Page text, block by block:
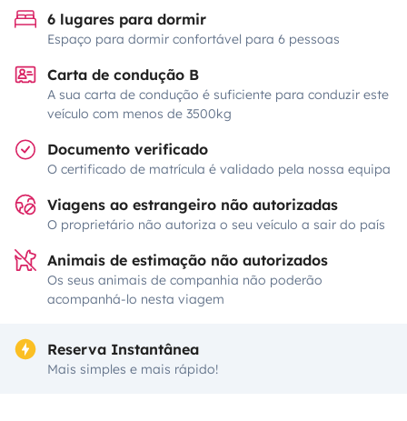
6 lugares para dormir
Espaço para dormir confortável para 6 pessoas
Carta de condução B
A sua carta de condução é suficiente para conduzir este
veículo com menos de 3500kg
Documento verificado
O certificado de matrícula é validado pela nossa equipa
Viagens ao estrangeiro não autorizadas
O proprietário não autoriza o seu veículo a sair do país
Animais de estimação não autorizados
Os seus animais de companhia não poderão
acompanhá-lo nesta viagem
Reserva Instantânea
Mais simples e mais rápido!